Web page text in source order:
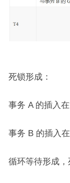
死锁形成：
事务 A 的插入
事务 B 的插入
循环等待形成，